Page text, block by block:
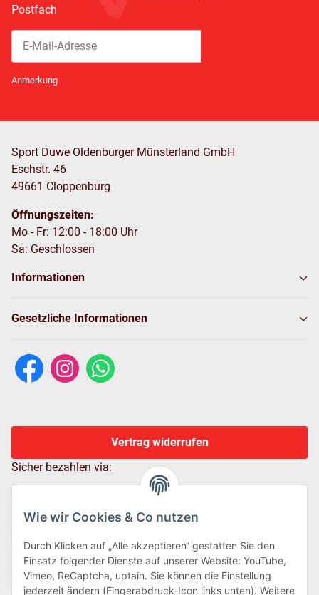
Wie wir Cookies & Co nutzen
Durch Klicken auf „Alle akzeptieren“ gestatten Sie den
Einsatz folgender Dienste auf unserer Website: YouTube,
Vimeo, ReCaptcha, uptain. Sie können die Einstellung
jederzeit ändern (Fingerabdruck-Icon links unten). Weitere
Postfach
Anmerkung
Sport Duwe Oldenburger Münsterland GmbH
Eschstr. 46
49661 Cloppenburg
Öffnungszeiten:
Mo - Fr: 12:00 - 18:00 Uhr
Sa: Geschlossen
Informationen
Gesetzliche Informationen
Vertrag widerrufen
Sicher bezahlen via: